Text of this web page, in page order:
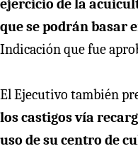
ejercicio de la
que se podrán basar
Indicación que fue
El Ejecutivo también
los castigos vía
uso de su centro de